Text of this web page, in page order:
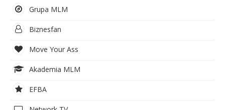
Grupa MLM
Biznesfan
Move Your Ass
Akademia MLM
EFBA